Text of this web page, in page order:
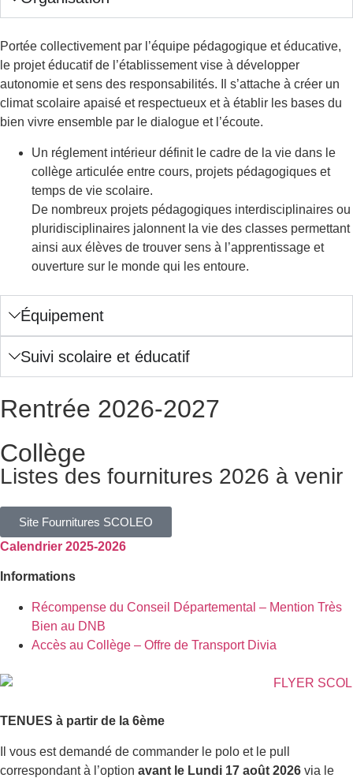
Portée collectivement par l’équipe pédagogique et éducative,
le projet éducatif de l’établissement vise à développer
autonomie et sens des responsabilités. Il s’attache à créer un
climat scolaire apaisé et respectueux et à établir les bases du
bien vivre ensemble par le dialogue et l’écoute.
Un réglement intérieur définit le cadre de la vie dans le
collège articulée entre cours, projets pédagogiques et
temps de vie scolaire.
De nombreux projets pédagogiques interdisciplinaires ou
pluridisciplinaires jalonnent la vie des classes permettant
ainsi aux élèves de trouver sens à l’apprentissage et
ouverture sur le monde qui les entoure.
Équipement
Suivi scolaire et éducatif
Rentrée 2026-2027
Collège
Listes des fournitures 2026 à venir
Site Fournitures SCOLEO
Calendrier 2025-2026
Informations
Récompense du Conseil Départemental – Mention Très
Bien au DNB
Accès au Collège – Offre de Transport Divia
TENUES à partir de la 6ème
Il vous est demandé de commander le polo et le pull
correspondant à l’option avant le Lundi 17 août 2026 via le